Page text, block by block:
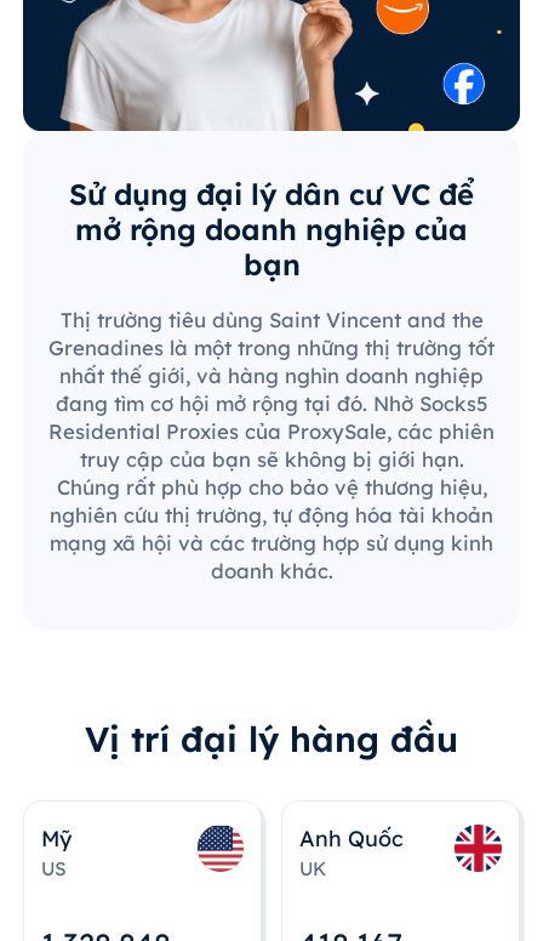
Sử dụng đại lý dân cư VC để
mở rộng doanh nghiệp của
bạn
Thị trường tiêu dùng Saint Vincent and the
Grenadines là một trong những thị trường tốt
nhất thế giới, và hàng nghìn doanh nghiệp
đang tìm cơ hội mở rộng tại đó. Nhờ Socks5
Residential Proxies của ProxySale, các phiên
truy cập của bạn sẽ không bị giới hạn.
Chúng rất phù hợp cho bảo vệ thương hiệu,
nghiên cứu thị trường, tự động hóa tài khoản
mạng xã hội và các trường hợp sử dụng kinh
doanh khác.
Vị trí đại lý hàng đầu
Mỹ
US
Anh Quốc
UK